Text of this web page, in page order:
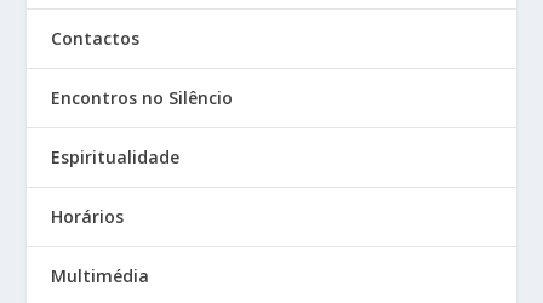
Contactos
Encontros no Silêncio
Espiritualidade
Horários
Multimédia